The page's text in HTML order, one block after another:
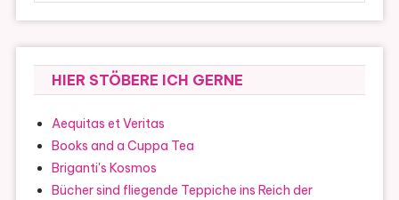
HIER STÖBERE ICH GERNE
Aequitas et Veritas
Books and a Cuppa Tea
Briganti's Kosmos
Bücher sind fliegende Teppiche ins Reich der